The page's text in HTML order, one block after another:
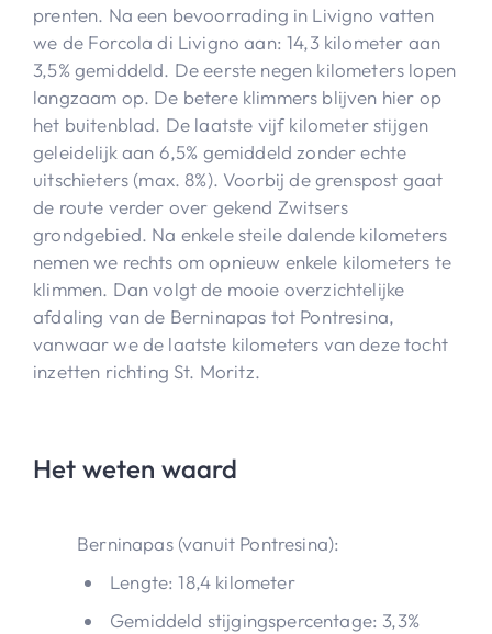
prenten. Na een bevoorrading in Livigno vatten
we de Forcola di Livigno aan: 14,3 kilometer aan
3,5% gemiddeld. De eerste negen kilometers lopen
langzaam op. De betere klimmers blijven hier op
het buitenblad. De laatste vijf kilometer stijgen
geleidelijk aan 6,5% gemiddeld zonder echte
uitschieters (max. 8%). Voorbij de grenspost gaat
de route verder over gekend Zwitsers
grondgebied. Na enkele steile dalende kilometers
nemen we rechts om opnieuw enkele kilometers te
klimmen. Dan volgt de mooie overzichtelijke
afdaling van de Berninapas tot Pontresina,
vanwaar we de laatste kilometers van deze tocht
inzetten richting St. Moritz.
Het weten waard
Berninapas (vanuit Pontresina):
Lengte: 18,4 kilometer
Gemiddeld stijgingspercentage: 3,3%